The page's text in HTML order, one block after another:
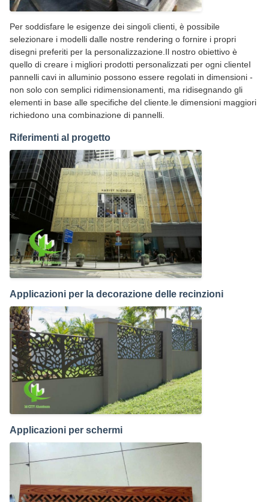
Per soddisfare le esigenze dei singoli clienti, è possibile
selezionare i modelli dalle nostre rendering o fornire i propri
disegni preferiti per la personalizzazione.Il nostro obiettivo è
quello di creare i migliori prodotti personalizzati per ogni clienteI
pannelli cavi in alluminio possono essere regolati in dimensioni -
non solo con semplici ridimensionamenti, ma ridisegnando gli
elementi in base alle specifiche del cliente.le dimensioni maggiori
richiedono una combinazione di pannelli.
Riferimenti al progetto
Applicazioni per la decorazione delle recinzioni
Applicazioni per schermi